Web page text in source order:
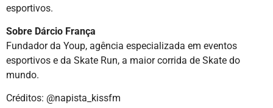
esportivos.
Sobre Dárcio França
Fundador da Youp, agência especializada em eventos
esportivos e da Skate Run, a maior corrida de Skate do
mundo.
Créditos: @napista_kissfm